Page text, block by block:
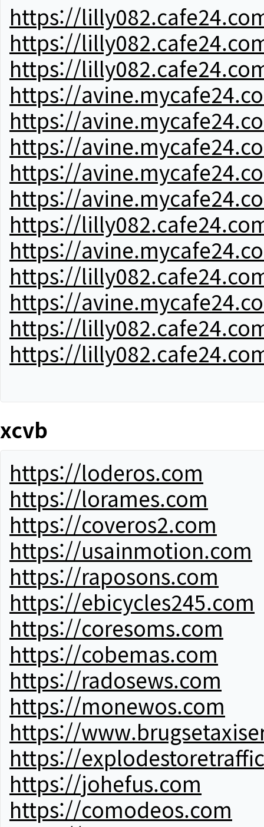
https://
https://
https://
https://
https://
https://
https://
https://
https://
https://
https://
https://
https://
https://
xcvb
https://loderos.com
https://lorames.com
https://coveros2.com
https://usainmotion.com
https://raposons.com
https://ebicycles245.com
https://coresoms.com
https://cobemas.com
https://radosews.com
https://monewos.com
https://
https://
https://johefus.com
https://comodeos.com